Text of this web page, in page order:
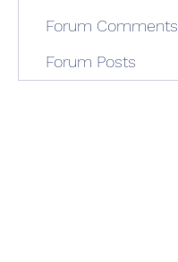
Forum Comments
Forum Posts